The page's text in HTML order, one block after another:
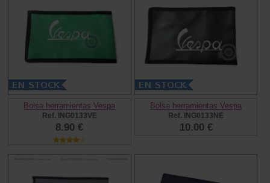
Bolsa herramientas Vespa
Ref. ING0133VE
8.90 €
Bolsa herramientas Vespa
Ref. ING0133NE
10.00 €